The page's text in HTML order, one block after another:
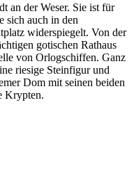
an der Weser. Sie ist für
sich auch in den
widerspiegelt. Von der
gotischen Rathaus
von Orlogschiffen. Ganz
riesige Steinfigur und
Dom mit seinen beiden
Krypten.